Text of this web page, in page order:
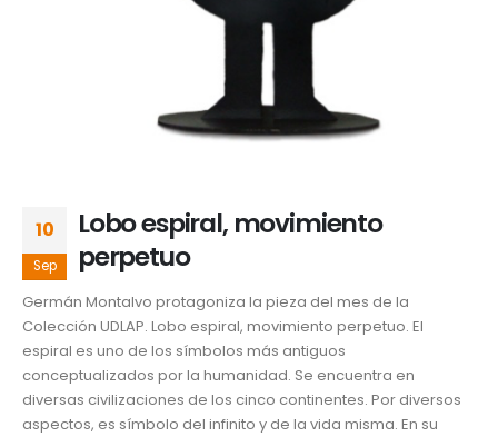
10
Sep
Lobo espiral, movimiento
perpetuo
Germán Montalvo protagoniza la pieza del mes de la
Colección UDLAP. Lobo espiral, movimiento perpetuo. El
espiral es uno de los símbolos más antiguos
conceptualizados por la humanidad. Se encuentra en
diversas civilizaciones de los cinco continentes. Por diversos
aspectos, es símbolo del infinito y de la vida misma. En su